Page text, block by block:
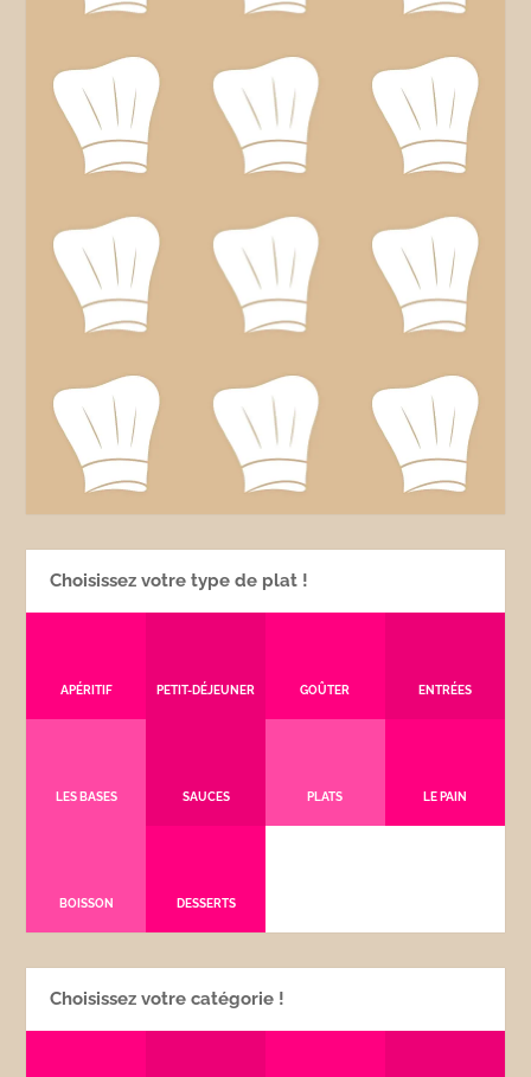
Choisissez votre type de plat !
APÉRITIF PETIT-DÉJEUNER GOÛTER ENTRÉES
LES BASES SAUCES PLATS LE PAIN
BOISSON DESSERTS
Choisissez votre catégorie !